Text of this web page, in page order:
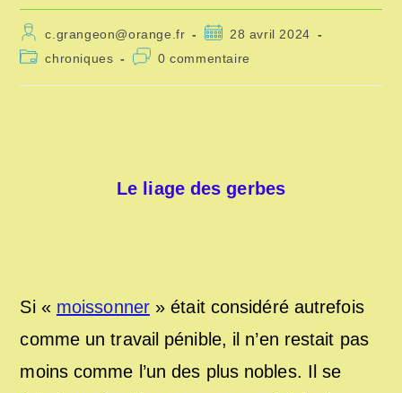
Auteur/autrice
de
la
c.grangeon@orange.fr
Publication
28 avril 2024
Postchroniques
Commentaires
la
0 commentaire
Le liage des gerbes
Si « moissonner» était considéré autrefois
comme un travail pénible, il n’en restait pas
moins comme l’un des plus nobles. Il se